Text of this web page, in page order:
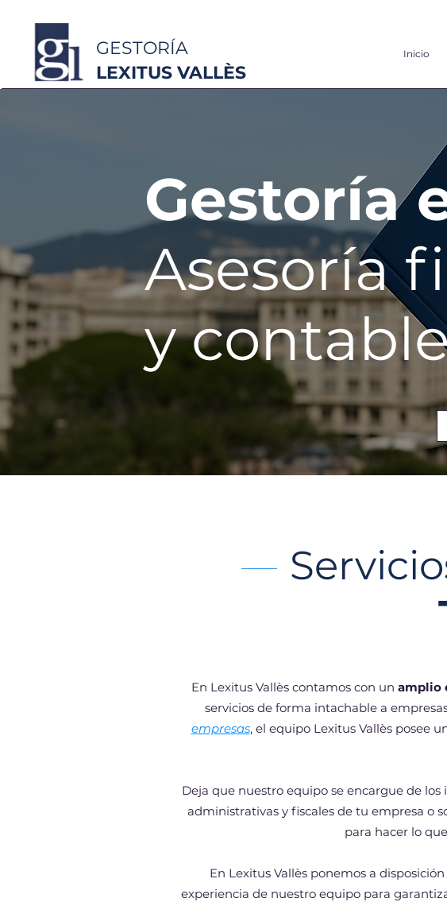
GESTORÍA
LEXITUS VALLÈS
Inicio
Gestoría
Asesoría
y
En Lexitus Vallès contamos con un amplio
servicios de forma intachable a
empresas, el equipo Lexitus Vallès posee
Deja que nuestro equipo se encargue de
administrativas y fiscales de tu empresa o
para hacer lo
En Lexitus Vallès ponemos a
experiencia de nuestro equipo para